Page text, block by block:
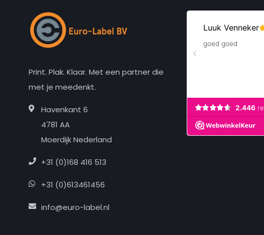
Print. Plak. Klaar. Met een partner die
met je meedenkt.
Havenkant 6
4781 AA
Moerdijk Nederland
+31 (0)168 416 513
+31 (0)613461456
info@euro-label.nl